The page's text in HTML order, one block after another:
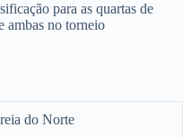
para as quartas de
ambas no torneio
do Norte